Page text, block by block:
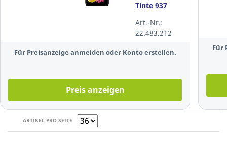
Tinte 937
ca. 800
Seiten 4
farbig
Art.-Nr.:
22.483.212
Für Preisanzeige anmelden oder Konto erstellen.
Preis anzeigen
Für
ARTIKEL PRO SEITE